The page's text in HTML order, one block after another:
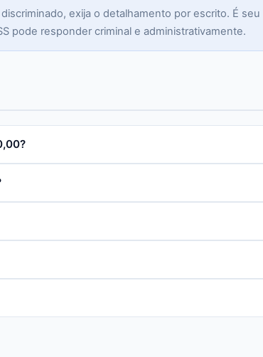
exija o detalhamento por escrito. É seu
pode responder criminal e administrativamente.